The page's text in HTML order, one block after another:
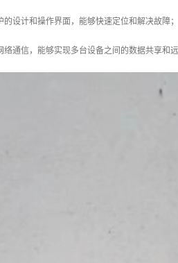
设计和操作界面，能够快速定位和解决故障；
通信，能够实现多台设备之间的数据共享和